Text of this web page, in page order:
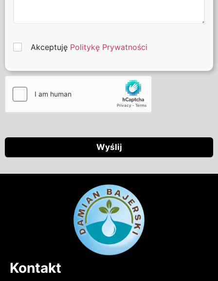
Akceptuję Politykę Prywatności
Wyślij
Kontakt